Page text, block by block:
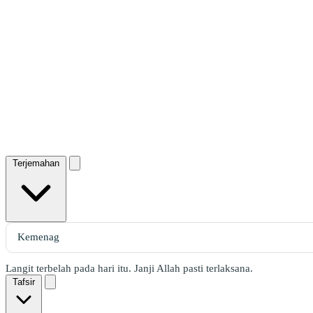
Terjemahan
Langit terbelah pada hari itu. Janji Allah pasti terlaksana.
Tafsir